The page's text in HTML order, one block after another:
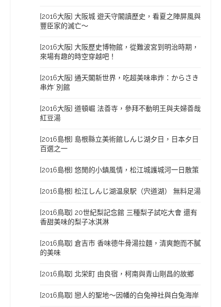
[2016大阪] 大阪城 遊天守閣讀歷史，看夏之陣屏風與
豐臣家的滅亡～
[2016大阪] 大阪歷史博物館，從難波宮到明治時期，
來場有趣的時空穿越吧！
[2016大阪] 通天閣新世界，吃超美味串炸：からさき
串炸˙別館
[2016大阪] 道頓崛 法善寺，參拜不動明王與夫婦善哉
紅豆湯
[2016島根] 島根縣立美術館しんじ湖夕日，日本夕日
百選之一
[2016島根] 悠閒的小鎮風情，松江城護城河一日散策
[2016島根] 松江しんじ湖温泉駅（宍道湖） 無料足湯
[2016鳥取] 20世紀梨記念館 三種梨子試吃大會 還有
香甜美味的梨子冰淇淋
[2016鳥取] 倉吉市 香味德牛骨湯拉麵，清爽飽而不膩
的美味
[2016鳥取] 北栄町 由良宿，柯南與青山剛昌的故鄉
[2016鳥取] 戀人的聖地～因幡的白兔神社與白兔海岸